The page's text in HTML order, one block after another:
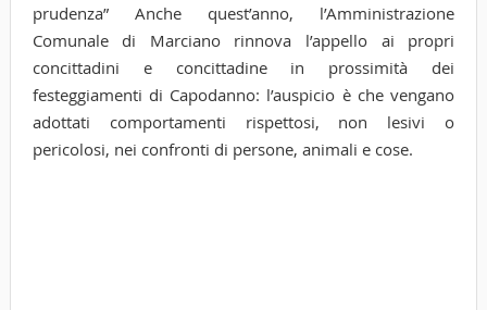
prudenza” Anche quest’anno, l’Amministrazione
Comunale di Marciano rinnova l’appello ai propri
concittadini e concittadine in prossimità dei
festeggiamenti di Capodanno: l’auspicio è che vengano
adottati comportamenti rispettosi, non lesivi o
pericolosi, nei confronti di persone, animali e cose.